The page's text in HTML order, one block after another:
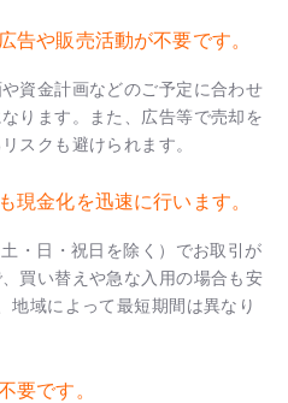
告や販売活動が不要です。
資金計画などのご予定に合わせ
ります。また、広告等で売却を
スクも避けられます。
現金化を迅速に行います。
・日・祝日を除く）でお取引が
買い替えや急な入用の場合も安
地域によって最短期間は異なり
要です。